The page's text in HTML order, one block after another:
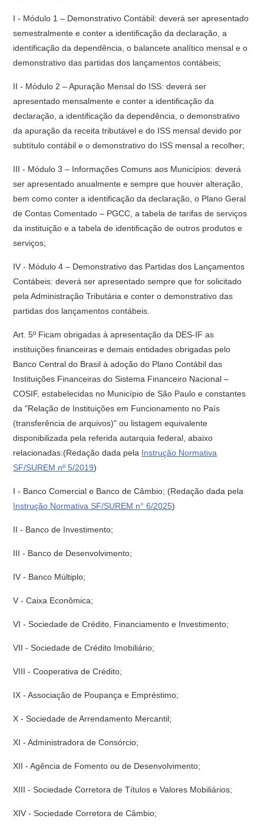
I - Módulo 1 – Demonstrativo Contábil: deverá ser apresentado
semestralmente e conter a identificação da declaração, a
identificação da dependência, o balancete analítico mensal e o
demonstrativo das partidas dos lançamentos contábeis;
II - Módulo 2 – Apuração Mensal do ISS: deverá ser
apresentado mensalmente e conter a identificação da
declaração, a identificação da dependência, o demonstrativo
da apuração da receita tributável e do ISS mensal devido por
subtítulo contábil e o demonstrativo do ISS mensal a recolher;
III - Módulo 3 – Informações Comuns aos Municípios: deverá
ser apresentado anualmente e sempre que houver alteração,
bem como conter a identificação da declaração, o Plano Geral
de Contas Comentado – PGCC, a tabela de tarifas de serviços
da instituição e a tabela de identificação de outros produtos e
serviços;
IV - Módulo 4 – Demonstrativo das Partidas dos Lançamentos
Contábeis: deverá ser apresentado sempre que for solicitado
pela Administração Tributária e conter o demonstrativo das
partidas dos lançamentos contábeis.
Art. 5º Ficam obrigadas à apresentação da DES-IF as
instituições financeiras e demais entidades obrigadas pelo
Banco Central do Brasil à adoção do Plano Contábil das
Instituições Financeiras do Sistema Financeiro Nacional –
COSIF, estabelecidas no Município de São Paulo e constantes
da "Relação de Instituições em Funcionamento no País
(transferência de arquivos)" ou listagem equivalente
disponibilizada pela referida autarquia federal, abaixo
relacionadas:(Redação dada pela Instrução Normativa
SF/SUREM nº 5/2019)
I - Banco Comercial e Banco de Câmbio; (Redação dada pela
Instrução Normativa SF/SUREM n° 6/2025)
II - Banco de Investimento;
III - Banco de Desenvolvimento;
IV - Banco Múltiplo;
V - Caixa Econômica;
VI - Sociedade de Crédito, Financiamento e Investimento;
VII - Sociedade de Crédito Imobiliário;
VIII - Cooperativa de Crédito;
IX - Associação de Poupança e Empréstimo;
X - Sociedade de Arrendamento Mercantil;
XI - Administradora de Consórcio;
XII - Agência de Fomento ou de Desenvolvimento;
XIII - Sociedade Corretora de Títulos e Valores Mobiliários;
XIV - Sociedade Corretora de Câmbio;